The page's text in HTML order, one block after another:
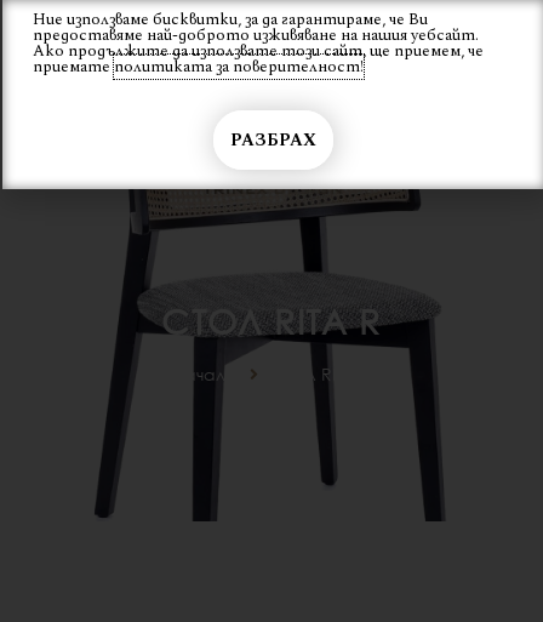
Skip
content
Вход
СТОЛ RITA R
Начало Стол RITA R
Ние използваме бисквитки, за да гарантираме, че Ви
предоставяме най-доброто изживяване на нашия уебсайт.
Ако продължите да използвате този сайт, ще приемем, че
приематеполитиката за поверителност!
РАЗБРАХ